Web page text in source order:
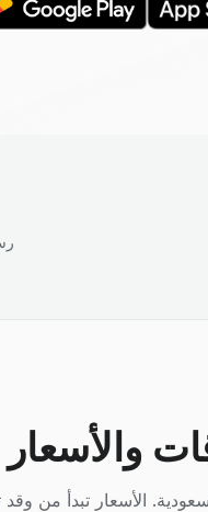
والأسعار
الأسعار تبدأ من